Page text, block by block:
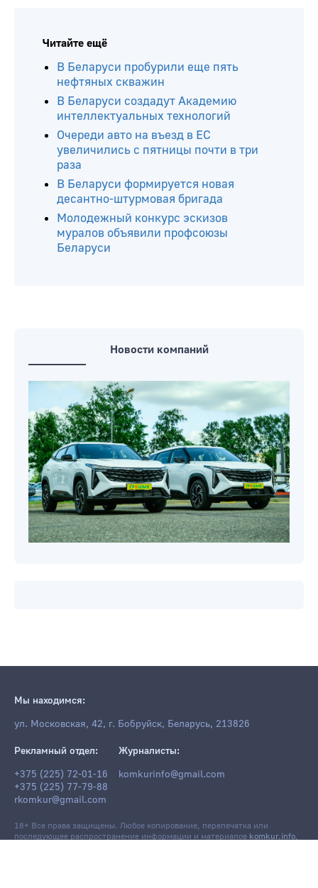
Читайте ещё
В Беларуси пробурили еще пять
нефтяных скважин
В Беларуси создадут Академию
интеллектуальных технологий
Очереди авто на въезд в ЕС
увеличились с пятницы почти в три
раза
В Беларуси формируется новая
десантно-штурмовая бригада
Молодежный конкурс эскизов
муралов объявили профсоюзы
Беларуси
Новости компаний
Мы находимся:
ул. Московская, 42, г. Бобруйск, Беларусь, 213826
Рекламный отдел:
+375 (225) 72-01-16
+375 (225) 77-79-88
rkomkur@gmail.com
Журналисты:
komkurinfo@gmail.com
18+ Все права защищены. Любое копирование, перепечатка или
последующее распространение информации и материалов komkur.info,